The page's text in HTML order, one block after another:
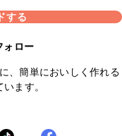
する
ォロー
、簡単においしく作れる
ます。